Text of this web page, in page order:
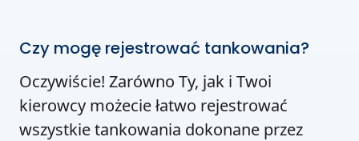
Czy mogę rejestrować tankowania?
Oczywiście! Zarówno Ty, jak i Twoi
kierowcy możecie łatwo rejestrować
wszystkie tankowania dokonane przez